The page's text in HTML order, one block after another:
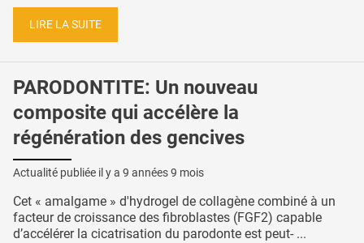
LIRE LA SUITE
PARODONTITE: Un nouveau
composite qui accélère la
régénération des gencives
Actualité publiée il y a 9 années 9 mois
Cet « amalgame » d'hydrogel de collagène combiné à un
facteur de croissance des fibroblastes (FGF2) capable
d’accélérer la cicatrisation du parodonte est peut- ...